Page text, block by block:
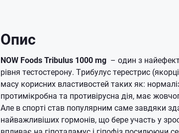
Опис
NOW Foods Tribulus 1000 mg – один з
рівня тестостерону. Трибулус терестрис
масу корисних властивостей таких як:
протимікробна та противірусна дія, має
Але в спорті став популярним саме завдяки
найважливіших гормонів, що бере участь у